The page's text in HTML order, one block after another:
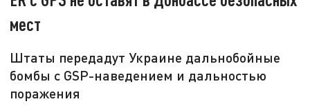
мест
Штаты передадут Украине дальнобойные
бомбы с GSP-наведением и дальностью
поражения